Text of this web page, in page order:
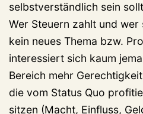
selbstverständlich sein
Wer Steuern zahlt und
kein neues Thema bzw.
interessiert sich kaum
Bereich mehr
die vom Status Quo
sitzen (Macht, Einfluss,